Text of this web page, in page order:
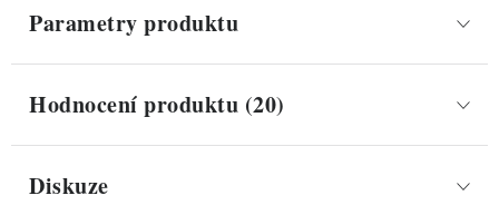
Parametry produktu
Hodnocení produktu (20)
Diskuze